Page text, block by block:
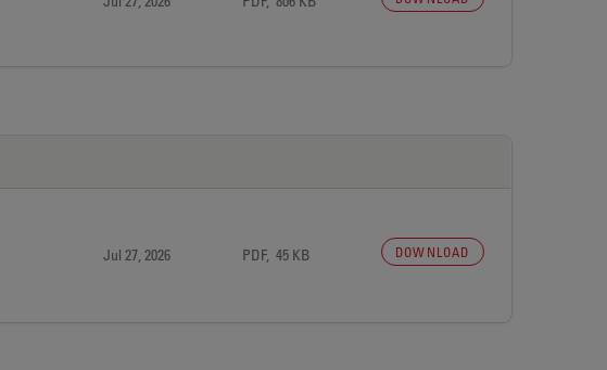
Jul 27, 2026 PDF, 45 KB DOWNLOAD